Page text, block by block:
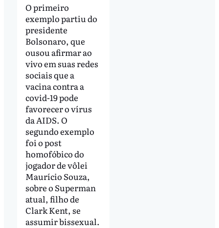
O primeiro
exemplo partiu do
presidente
Bolsonaro, que
ousou afirmar ao
vivo em suas redes
sociais que a
vacina contra a
covid-19 pode
favorecer o vírus
da AIDS. O
segundo exemplo
foi o post
homofóbico do
jogador de vôlei
Maurício Souza,
sobre o Superman
atual, filho de
Clark Kent, se
assumir bissexual.